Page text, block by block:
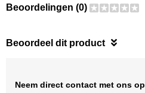
Beoordelingen (0)
Beoordeel dit product
Neem direct contact met ons op